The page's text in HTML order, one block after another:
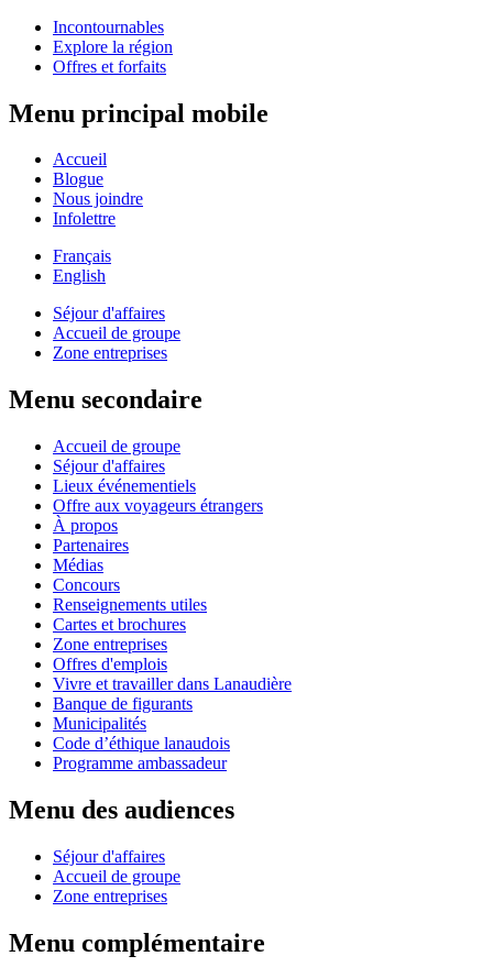
Incontournables
Explore la région
Offres et forfaits
Menu principal mobile
Accueil
Blogue
Nous joindre
Infolettre
Français
English
Séjour d'affaires
Accueil de groupe
Zone entreprises
Menu secondaire
Accueil de groupe
Séjour d'affaires
Lieux événementiels
Offre aux voyageurs étrangers
À propos
Partenaires
Médias
Concours
Renseignements utiles
Cartes et brochures
Zone entreprises
Offres d'emplois
Vivre et travailler dans Lanaudière
Banque de figurants
Municipalités
Code d’éthique lanaudois
Programme ambassadeur
Menu des audiences
Séjour d'affaires
Accueil de groupe
Zone entreprises
Menu complémentaire